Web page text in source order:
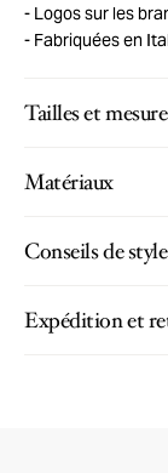
Logos sur les
Fabriquées en
Tailles et
Matériaux
Conseils de style
Expédition et